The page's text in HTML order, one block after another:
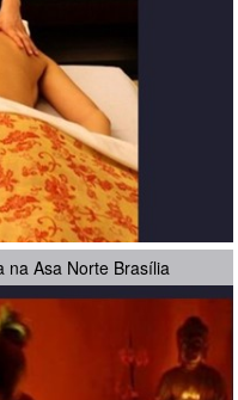
na Asa Norte Brasília